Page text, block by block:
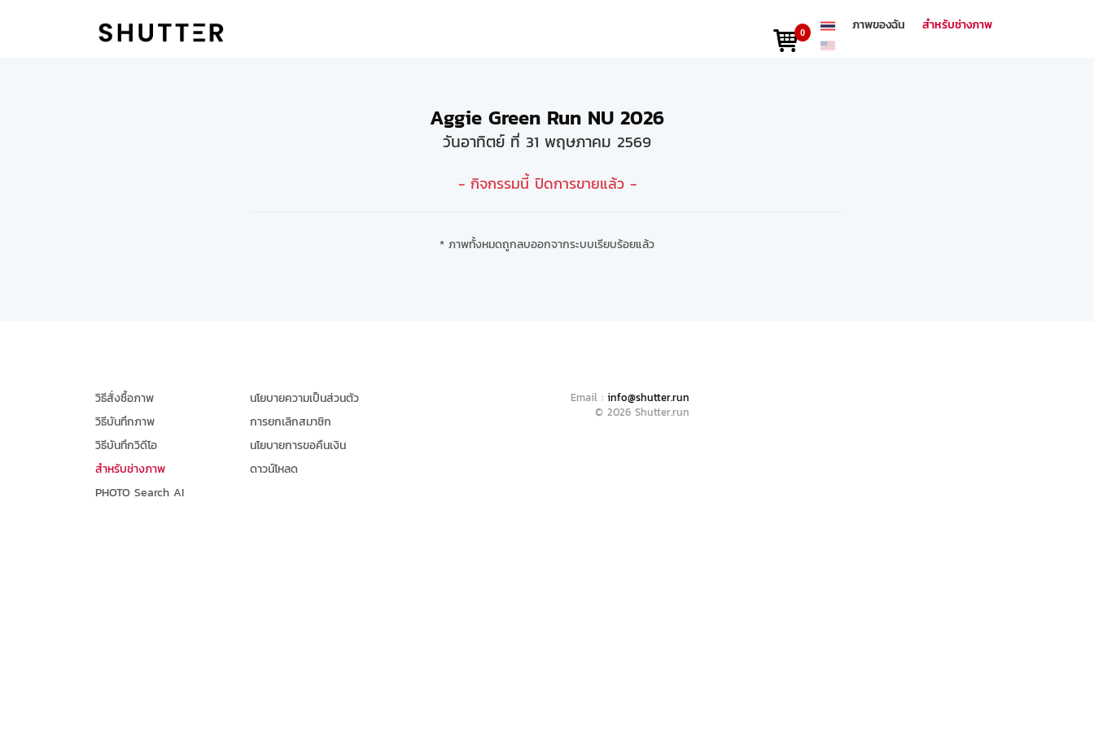
ภาพของฉัน สำหรับช่างภาพ
0
Aggie Green Run NU 2026
วันอาทิตย์ ที่ 31 พฤษภาคม 2569
- กิจกรรมนี้ ปิดการขายแล้ว -
* ภาพทั้งหมดถูกลบออกจากระบบเรียบร้อยแล้ว
วิธีสั่งซื้อภาพ
วิธีบันทึกภาพ
วิธีบันทึกวิดีโอ
สำหรับช่างภาพ
PHOTO Search AI
นโยบายความเป็นส่วนตัว
การยกเลิกสมาชิก
นโยบายการขอคืนเงิน
ดาวน์โหลด
Email : info@shutter.run
© 2026 Shutter.run